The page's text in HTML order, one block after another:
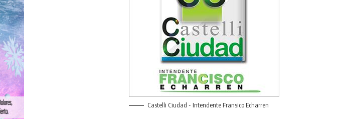
Castelli Ciudad - Intendente Fransico Echarren